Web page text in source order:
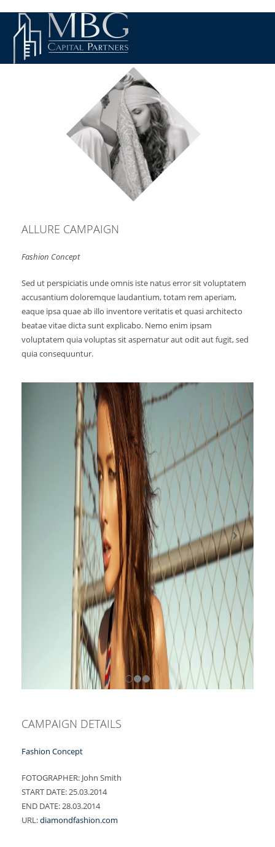
ALLURE CAMPAIGN
Fashion Concept
Sed ut perspiciatis unde omnis iste natus error sit voluptatem
accusantium doloremque laudantium, totam rem aperiam,
eaque ipsa quae ab illo inventore veritatis et quasi architecto
beatae vitae dicta sunt explicabo. Nemo enim ipsam
voluptatem quia voluptas sit aspernatur aut odit aut fugit, sed
quia consequuntur.
CAMPAIGN DETAILS
Fashion Concept
FOTOGRAPHER: John Smith
START DATE:25.03.2014
END DATE:28.03.2014
URL:diamondfashion.com